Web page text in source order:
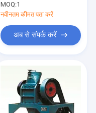
MOQ:1
नवीनतम कीमत पता करें
अब से संपर्क करें